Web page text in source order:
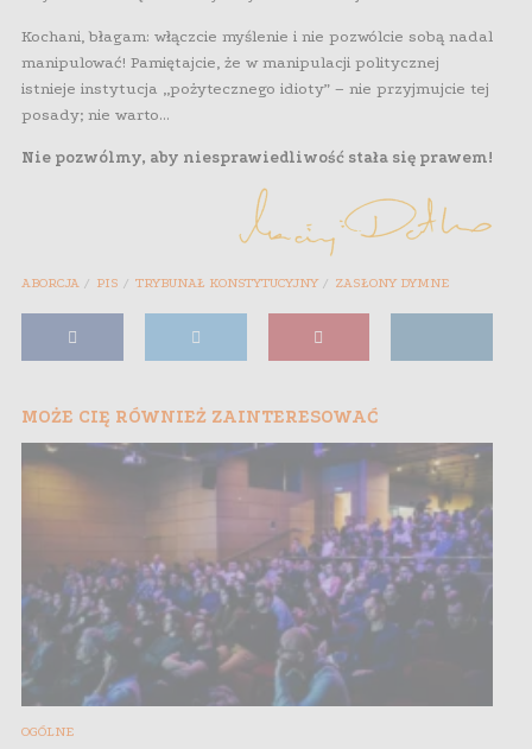
Kochani, błagam: włączcie myślenie i nie pozwólcie sobą nadal
manipulować! Pamiętajcie, że w manipulacji politycznej
istnieje instytucja „pożytecznego idioty” – nie przyjmujcie tej
posady; nie warto…
Nie pozwólmy, aby niesprawiedliwość stała się prawem!
ABORCJA PIS TRYBUNAŁ KONSTYTUCYJNY ZASŁONY DYMNE
MOŻE CIĘ RÓWNIEŻ ZAINTERESOWAĆ
OGÓLNE